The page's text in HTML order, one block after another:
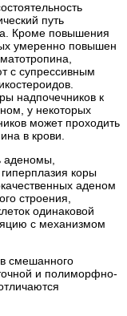
путь
Кроме повышения
умеренно повышен
с супрессивным
надпочечников к
у некоторых
может проходить
в крови.
аденомы,
коры
аденом
строения,
одинаковой
с механизмом
смешанного
и полиморфно-